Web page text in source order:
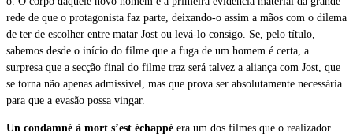
rede de que o protagonista faz parte, deixando-o assim a mãos com o dilema
de ter de escolher entre matar Jost ou levá-lo consigo. Se, pelo título,
sabemos desde o início do filme que a fuga de um homem é certa, a
surpresa que a secção final do filme traz será talvez a aliança com Jost, que
se torna não apenas admissível, mas que prova ser absolutamente necessária
para que a evasão possa vingar.
Un condamné à mort s’est échappé era um dos filmes que o realizador